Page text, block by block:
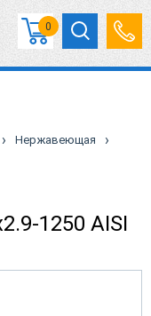
0
› Нержавеющая ›
1250 AISI